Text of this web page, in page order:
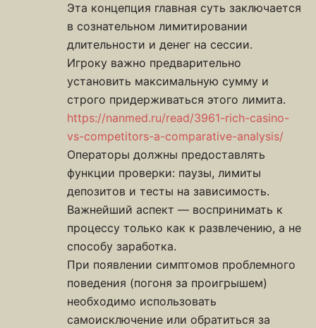
Эта концепция главная суть заключается
в сознательном лимитировании
длительности и денег на сессии.
Игроку важно предварительно
установить максимальную сумму и
строго придерживаться этого лимита.
https://nanmed.ru/read/3961-rich-casino-
vs-competitors-a-comparative-analysis/
Операторы должны предоставлять
функции проверки: паузы, лимиты
депозитов и тесты на зависимость.
Важнейший аспект — воспринимать к
процессу только как к развлечению, а не
способу заработка.
При появлении симптомов проблемного
поведения (погоня за проигрышем)
необходимо использовать
самоисключение или обратиться за